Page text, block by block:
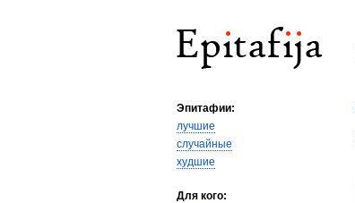
Эпитафии:
лучшие
случайные
худшие
Для кого: